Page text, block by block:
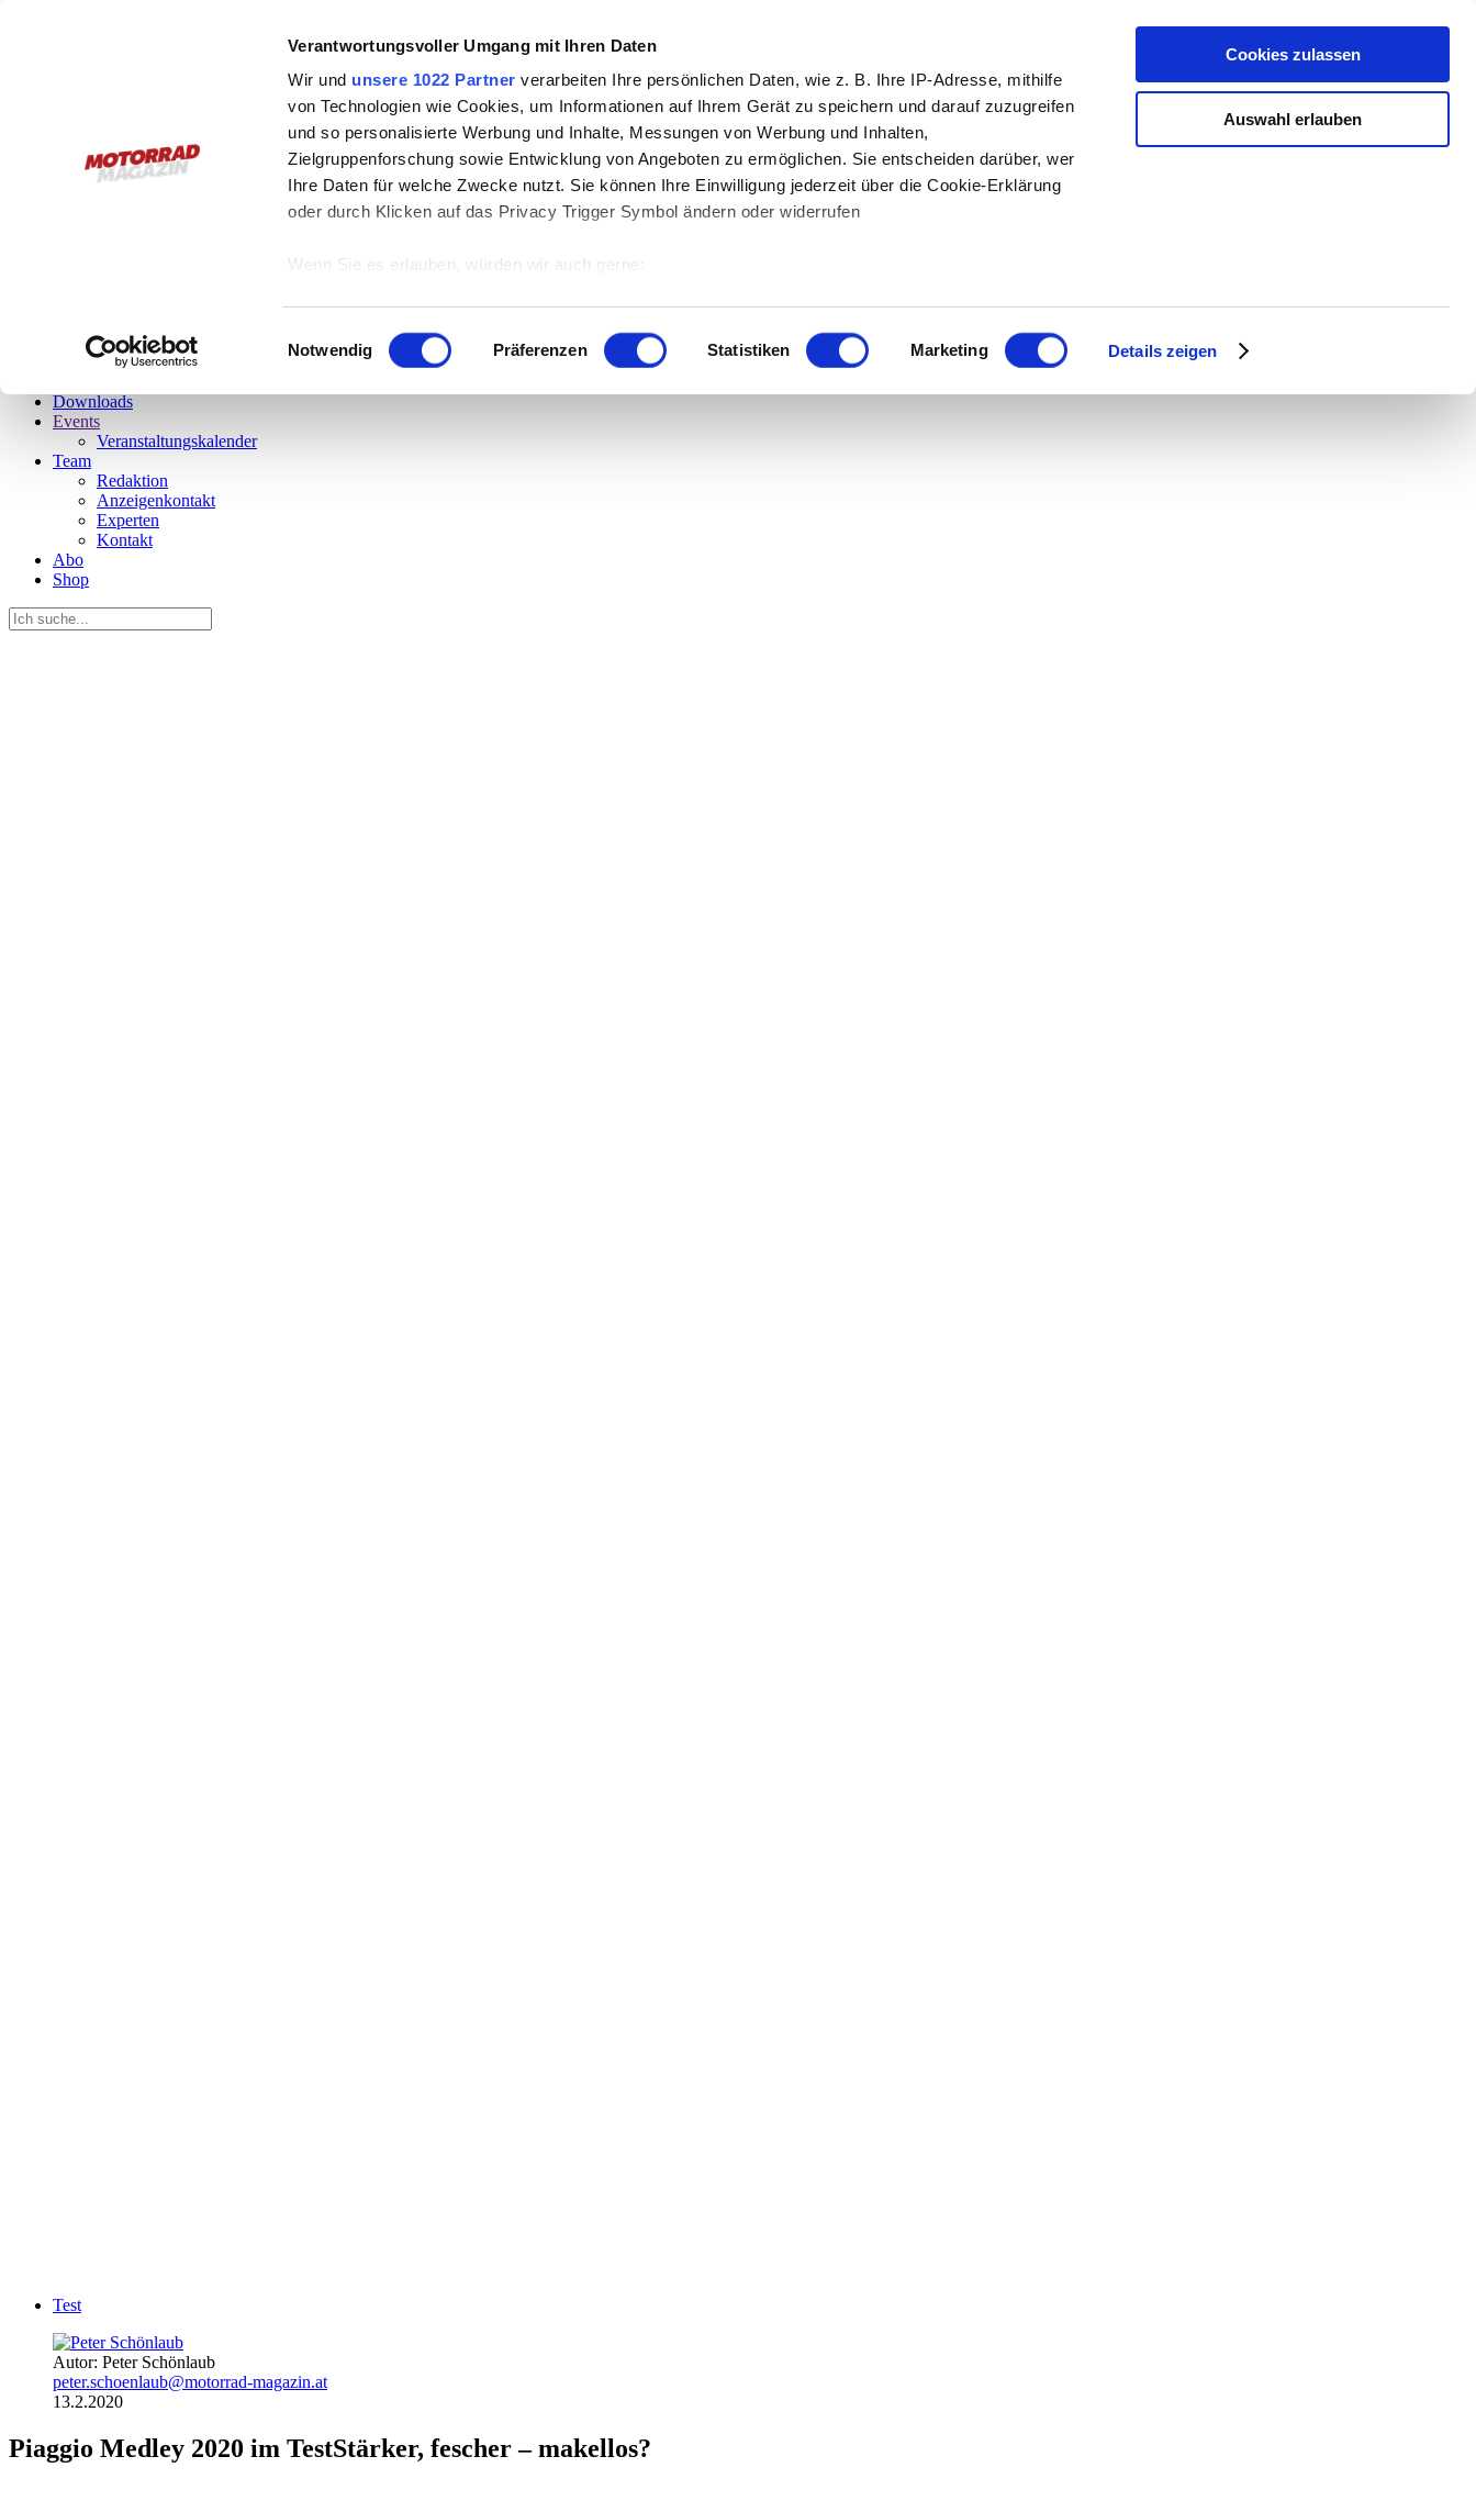
Verantwortungsvoller Umgang mit Ihren Daten
Wir und unsere 1022 Partner verarbeiten Ihre persönlichen Daten, wie z. B. Ihre IP-Adresse, mithilfe
von Technologien wie Cookies, um Informationen auf Ihrem Gerät zu speichern und darauf zuzugreifen
und so personalisierte Werbung und Inhalte, Messungen von Werbung und Inhalten,
Zielgruppenforschung sowie Entwicklung von Angeboten zu ermöglichen. Sie entscheiden darüber, wer
Ihre Daten für welche Zwecke nutzt. Sie können Ihre Einwilligung jederzeit über die Cookie-Erklärung
oder durch Klicken auf das Privacy Trigger Symbol ändern oder widerrufen
Wenn Sie es erlauben, würden wir auch gerne:
Ihr Gerät durch aktives Scannen nach bestimmten Merkmalen (Fingerprinting) identifizieren
Einwilligungsauswahl
Notwendig Präferenzen Statistiken Marketing Details zeigen
Cookies zulassen
Auswahl erlauben
Bitte, gerne!Einfach auf das Vorschaubild klicken und schon startet der Download.
Stories
Fotos
Downloads
Events
Veranstaltungskalender
Team
Redaktion
Anzeigenkontakt
Experten
Kontakt
Abo
Shop
Test
Autor: Peter Schönlaub
peter.schoenlaub@motorrad-magazin.at
13.2.2020
Piaggio Medley 2020 im TestStärker, fescher – makellos?